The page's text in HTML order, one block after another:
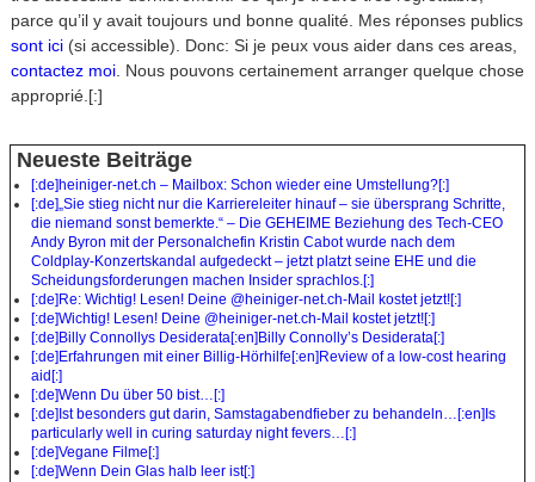
parce qu’il y avait toujours und bonne qualité. Mes réponses publics
sont ici(si accessible). Donc: Si je peux vous aider dans ces areas,
contactez moi. Nous pouvons certainement arranger quelque chose
approprié.[:]
Neueste Beiträge
[:de]heiniger-net.ch – Mailbox: Schon wieder eine Umstellung?[:]
[:de]„Sie stieg nicht nur die Karriereleiter hinauf – sie übersprang Schritte,
die niemand sonst bemerkte.“ – Die GEHEIME Beziehung des Tech-CEO
Andy Byron mit der Personalchefin Kristin Cabot wurde nach dem
Coldplay-Konzertskandal aufgedeckt – jetzt platzt seine EHE und die
Scheidungsforderungen machen Insider sprachlos.[:]
[:de]Re: Wichtig! Lesen! Deine @heiniger-net.ch-Mail kostet jetzt![:]
[:de]Wichtig! Lesen! Deine @heiniger-net.ch-Mail kostet jetzt![:]
[:de]Billy Connollys Desiderata[:en]Billy Connolly’s Desiderata[:]
[:de]Erfahrungen mit einer Billig-Hörhilfe[:en]Review of a low-cost hearing
aid[:]
[:de]Wenn Du über 50 bist…[:]
[:de]Ist besonders gut darin, Samstagabendfieber zu behandeln…[:en]Is
particularly well in curing saturday night fevers…[:]
[:de]Vegane Filme[:]
[:de]Wenn Dein Glas halb leer ist[:]